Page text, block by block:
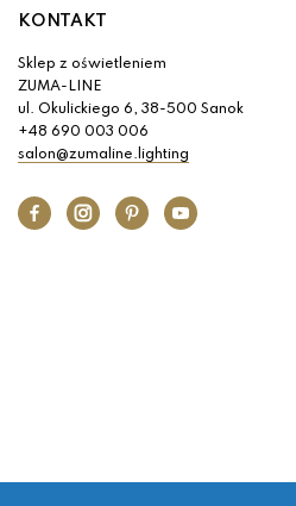
KONTAKT
Sklep z oświetleniem
ZUMA-LINE
ul. Okulickiego 6, 38-500 Sanok
+48 690 003 006
salon@zumaline.lighting